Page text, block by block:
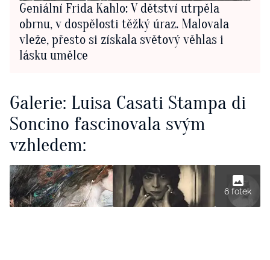
Geniální Frida Kahlo: V dětství utrpěla
obrnu, v dospělosti těžký úraz. Malovala
vleže, přesto si získala světový věhlas i
lásku umělce
Galerie: Luisa Casati Stampa di
Soncino fascinovala svým
vzhledem:
6 fotek